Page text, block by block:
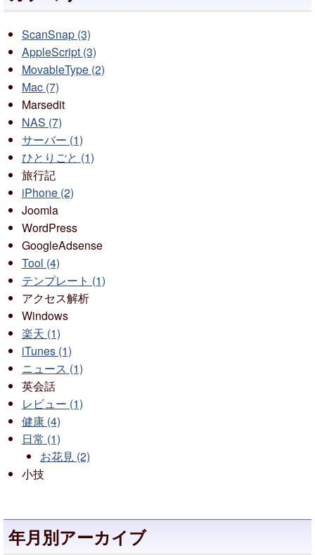
ScanSnap (3)
AppleScript (3)
MovableType (2)
Mac (7)
Marsedit
NAS (7)
サーバー (1)
ひとりごと (1)
旅行記
iPhone (2)
Joomla
WordPress
GoogleAdsense
Tool (4)
テンプレート (1)
アクセス解析
Windows
楽天 (1)
iTunes (1)
ニュース (1)
英会話
レビュー (1)
健康 (4)
日常 (1)
お花見 (2)
小技
年月別アーカイブ